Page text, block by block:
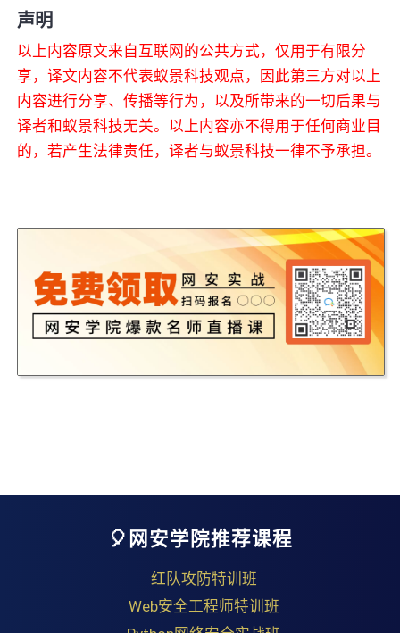
声明
以上内容原文来自互联网的公共方式，仅用于有限分
享，译文内容不代表蚁景科技观点，因此第三方对以上
内容进行分享、传播等行为，以及所带来的一切后果与
译者和蚁景科技无关。以上内容亦不得用于任何商业目
的，若产生法律责任，译者与蚁景科技一律不予承担。
🎈网安学院推荐课程
红队攻防特训班
Web安全工程师特训班